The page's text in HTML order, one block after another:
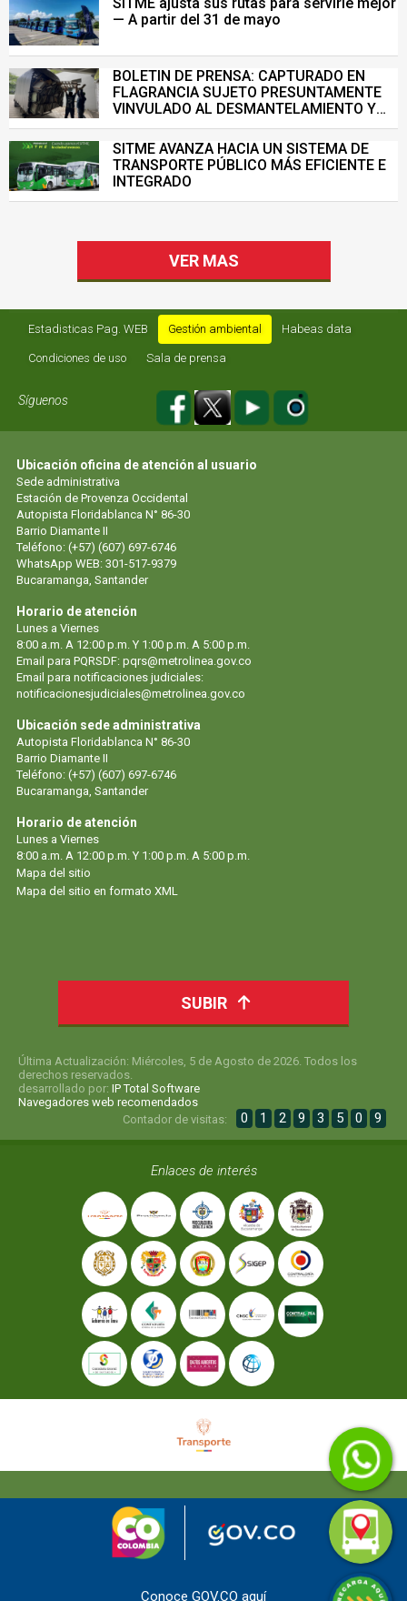
— A partir del 31 de mayo
BOLETIN DE PRENSA: CAPTURADO EN
FLAGRANCIA SUJETO PRESUNTAMENTE
VINVULADO AL DESMANTELAMIENTO Y
VENTA ILEGAL DE INFRAESTRUCTURA DEL
SISTEMA DE TRANSPORTE MASIVO
SITME AVANZA HACIA UN SISTEMA DE
TRANSPORTE PÚBLICO MÁS EFICIENTE E
INTEGRADO
VER MAS
Estadisticas Pag. WEB Gestión ambiental Habeas data
Condiciones de uso Sala de prensa
Síguenos
Ubicación oficina de atención al usuario
Sede administrativa
Estación de Provenza Occidental
Autopista Floridablanca N° 86-30
Barrio Diamante II
Teléfono: (+57) (607) 697-6746
WhatsApp WEB: 301-517-9379
Bucaramanga, Santander
Horario de atención
Lunes a Viernes
8:00 a.m. A 12:00 p.m. Y 1:00 p.m. A 5:00 p.m.
Email para PQRSDF: pqrs@metrolinea.gov.co
Email para notificaciones judiciales:
notificacionesjudiciales@metrolinea.gov.co
Ubicación sede administrativa
Autopista Floridablanca N° 86-30
Barrio Diamante II
Teléfono: (+57) (607) 697-6746
Bucaramanga, Santander
Horario de atención
Lunes a Viernes
8:00 a.m. A 12:00 p.m. Y 1:00 p.m. A 5:00 p.m.
Mapa del sitio
Mapa del sitio en formato XML
SUBIR
Última Actualización: Miércoles, 5 de Agosto de 2026. Todos los
derechos reservados.
desarrollado por: IP Total Software
Navegadores web recomendados
Contador de visitas:
0 1 2 9 3 5 0 9
Enlaces de interés
Conoce GOV.CO aquí